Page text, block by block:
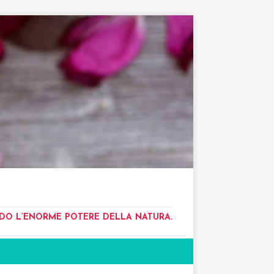
L’ENORME POTERE DELLA NATURA.